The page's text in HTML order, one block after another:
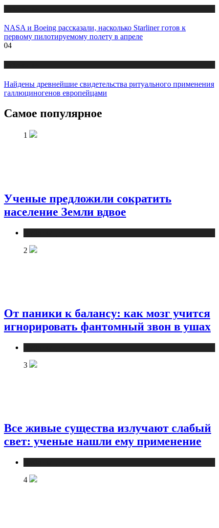
NASA и Boeing рассказали, насколько Starliner готов к
первому пилотируемому полету в апреле
04
Найдены древнейшие свидетельства ритуального применения
галлюциногенов европейцами
Самое популярное
1
Ученые предложили сократить
население Земли вдвое
2
От паники к балансу: как мозг учится
игнорировать фантомный звон в ушах
3
Все живые существа излучают слабый
свет: ученые нашли ему применение
4